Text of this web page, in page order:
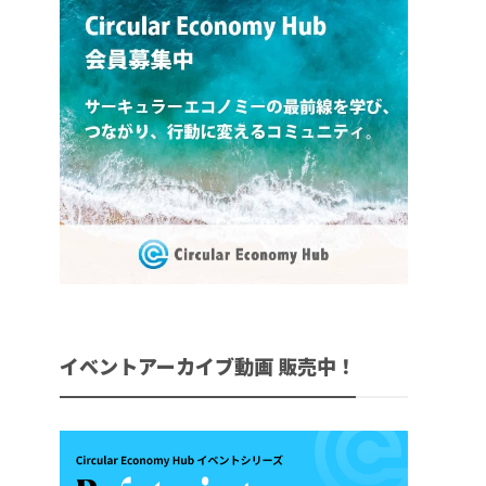
イベントアーカイブ動画 販売中！